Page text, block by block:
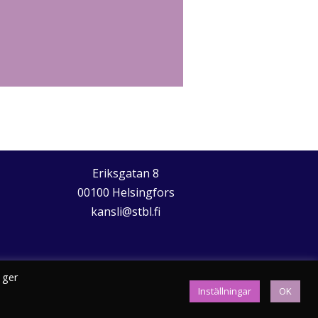
Eriksgatan 8
00100 Helsingfors
kansli@stbl.fi
ger
Inställningar OK